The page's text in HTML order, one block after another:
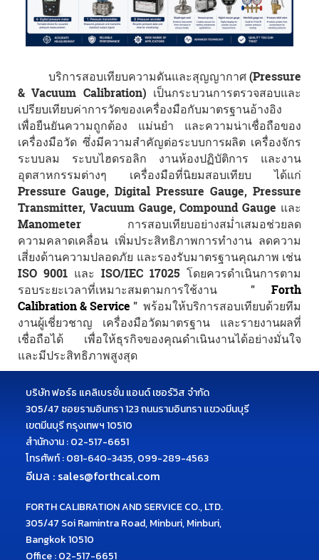
บริการสอบเทียบความดันและสุญญากาศ (Pressure
& Vacuum Calibration) เป็นกระบวนการตรวจสอบและ
เปรียบเทียบค่าการวัดของเครื่องมือกับมาตรฐานอ้างอิง
เพื่อยืนยันความถูกต้อง แม่นยำ และความน่าเชื่อถือของ
เครื่องมือวัด ซึ่งมีความสำคัญต่อระบบการผลิต เครื่องจักร
ระบบลม ระบบไฮดรอลิก งานห้องปฏิบัติการ และงาน
อุตสาหกรรมต่างๆ เครื่องมือที่นิยมสอบเทียบ ได้แก่
Pressure Gauge, Digital Pressure Gauge, Pressure
Transmitter, Vacuum Gauge, Compound Gauge และ
Manometer การสอบเทียบอย่างสม่ำเสมอช่วยลด
ความคลาดเคลื่อน เพิ่มประสิทธิภาพการทำงาน ลดความ
เสี่ยงด้านความปลอดภัย และรองรับมาตรฐานคุณภาพ เช่น
ISO 9001 และ ISO/IEC 17025 โดยควรดำเนินการตาม
รอบระยะเวลาที่เหมาะสมตามการใช้งาน " Forth
Calibration & Service " พร้อมให้บริการสอบเทียบด้วยทีม
งานผู้เชี่ยวชาญ เครื่องมือวัดมาตรฐาน และรายงานผลที่
เชื่อถือได้ เพื่อให้ธุรกิจของคุณดำเนินงานได้อย่างมั่นใจ
และมีประสิทธิภาพสูงสุด
บริษัท ฟอร์ธ แคลิเบรชั่น แอนด์ เซอร์วิส จำกัด
305/47 ซอยรามอินทรา 123 ถนนรามอินทรา แขวงมีนบุรี
เขตมีนบุรี กรุงเทพฯ 10510
สำนักงาน : 02-517-6651
โทรศัพท์ :081-640-3435, 099-289-4563
อีเมล : sales@forthcal.com
FORTH CALIBRATION AND SERVICE CO., LTD.
305/47 Soi Ramintra Road, Minburi, Minburi,
Bangkok 10510
Office : 02-517-6651